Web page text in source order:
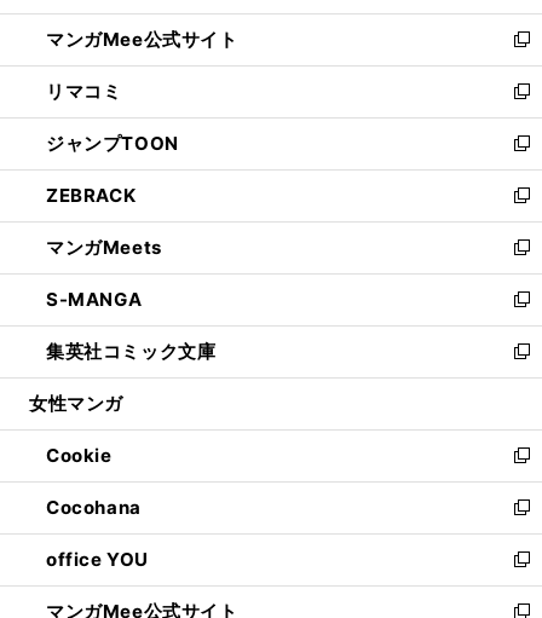
開
く
ン
ド
ウ
で
開
く
ウ
ィ
ン
ド
ウ
で
開
く
し
い
ウ
ィ
ン
ド
ウ
で
開
く
マンガMee公式サイト
新
し
い
ウ
ィ
ン
ド
ウ
で
開
く
リマコミ
新
し
い
ウ
ィ
ン
ド
ウ
で
開
く
ジャンプTOON
新
し
い
ウ
ィ
ン
ド
ウ
で
開
ZEBRACK
新
し
い
ウ
ィ
ン
ド
ウ
開
く
マンガMeets
新
し
い
ウ
ィ
ン
ウ
で
開
く
S-MANGA
新
し
い
ウ
ン
ド
ウ
で
開
く
集英社コミック文庫
新
し
ウ
ィ
ン
ド
ウ
で
開
く
女性マンガ
Cookie
新
し
い
ウ
ィ
ン
ド
Cocohana
新
し
い
ウ
office YOU
新
し
マンガMee公式サイト